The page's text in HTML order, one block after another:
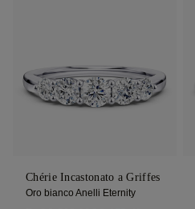
Chérie Incastonato a Griffes
Oro bianco Anelli Eternity